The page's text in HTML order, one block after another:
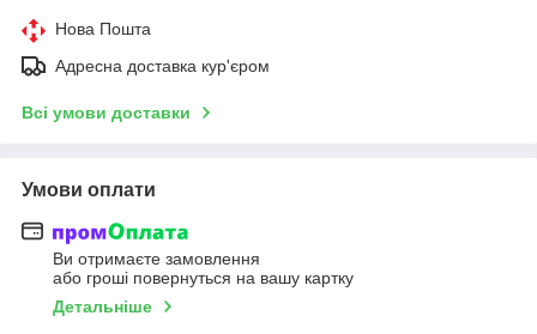
Нова Пошта
Адресна доставка кур'єром
Всі умови доставки
Умови оплати
Ви отримаєте замовлення
або гроші повернуться на вашу картку
Детальніше